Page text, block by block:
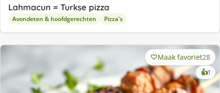
Lahmacun = Turkse pizza
Avondeten & hoofdgerechten Pizza's
Maak favoriet28
👍1